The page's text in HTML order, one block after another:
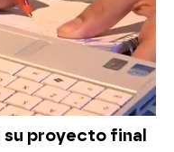
su proyecto final